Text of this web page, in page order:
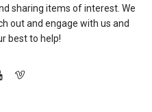
sharing items of interest. We
out and engage with us and
best to help!